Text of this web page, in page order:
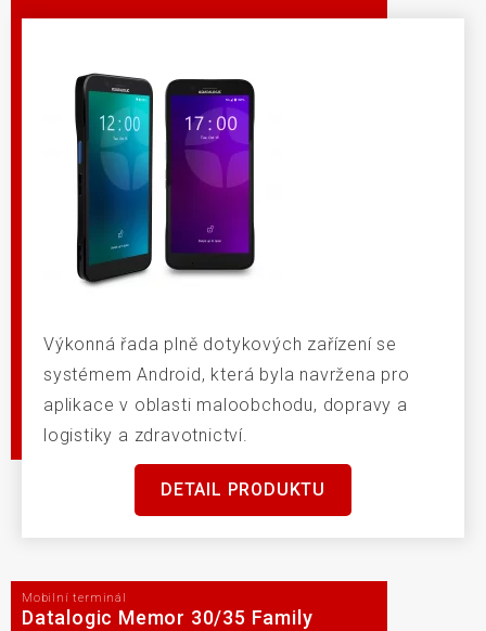
Výkonná řada plně dotykových zařízení se
systémem Android, která byla navržena pro
aplikace v oblasti maloobchodu, dopravy a
logistiky a zdravotnictví.
DETAIL PRODUKTU
Mobilní terminál
Datalogic Memor 30/35 Family